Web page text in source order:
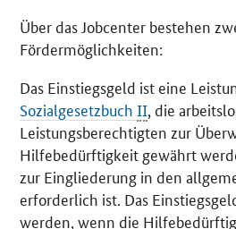
Über das Jobcenter bestehen
Fördermöglichkeiten:
Das Einstiegsgeld ist eine
SozialgesetzbuchII, die
Leistungsberechtigten zur
Hilfebedürftigkeit gewährt
zur Eingliederung in den
erforderlich ist. Das
werden, wenn die